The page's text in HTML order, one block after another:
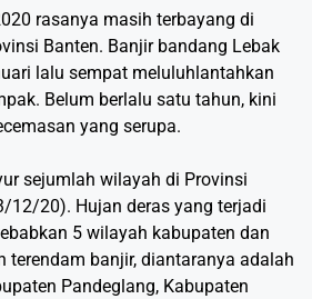
rasanya masih terbayang di
Banten. Banjir bandang Lebak
lalu sempat meluluhlantahkan
Belum berlalu satu tahun, kini
yang serupa.
sejumlah wilayah di Provinsi
12/20). Hujan deras yang terjadi
5 wilayah kabupaten dan
terendam banjir, diantaranya adalah
Pandeglang, Kabupaten